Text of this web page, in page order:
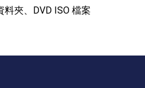
料夾、DVD ISO 檔案